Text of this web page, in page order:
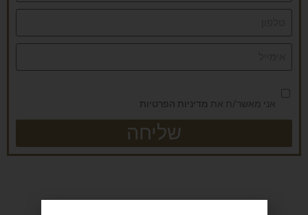
אני מאשר/ת את מדיניות הפרטיות
שליחה